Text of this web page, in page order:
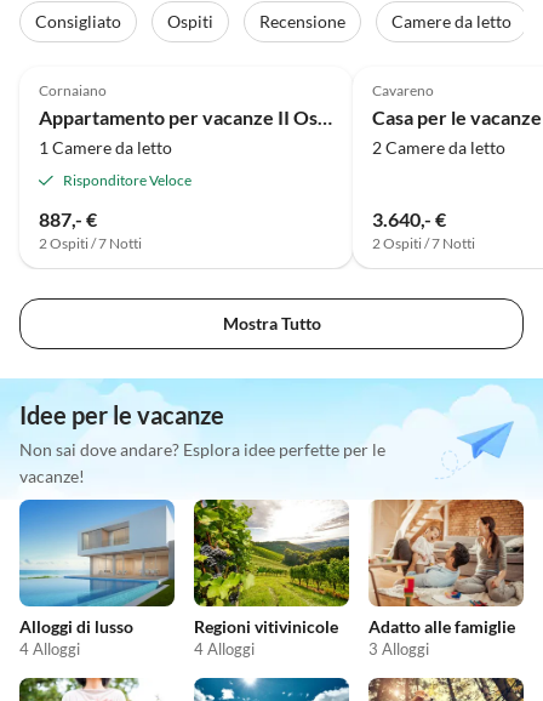
Consigliato Ospiti Recensione
Camere da letto
Cornaiano
1 Camere da letto
Risponditore Veloce
887,- €
2 Ospiti / 7 Notti
Cavareno
2 Camere da letto
3.640,- €
2 Ospiti / 7 Notti
Mostra Tutto
Idee per le vacanze
Non sai dove andare? Esplora idee perfette per le
vacanze!
Alloggi di lusso
4 Alloggi
Regioni vitivinicole
4 Alloggi
Adatto alle famiglie
3 Alloggi